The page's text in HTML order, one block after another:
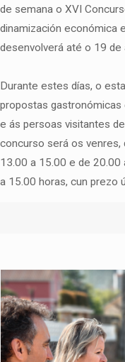
de semana o XVI
dinamización económica
desenvolverá até o 19 de
Durante estes días, o
propostas gastronómicas
e ás persoas visitantes
concurso será os venres,
13.00 a 15.00 e de 20.00
a 15.00 horas, cun prezo